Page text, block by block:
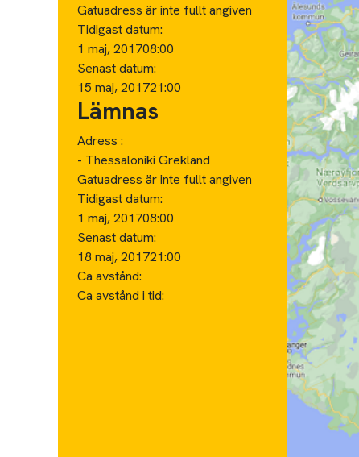
Gatuadress är inte fullt angiven
Tidigast datum:
1 maj, 201708:00
Senast datum:
15 maj, 201721:00
Lämnas
Adress :
- Thessaloniki Grekland
Gatuadress är inte fullt angiven
Tidigast datum:
1 maj, 201708:00
Senast datum:
18 maj, 201721:00
Ca avstånd:
Ca avstånd i tid: